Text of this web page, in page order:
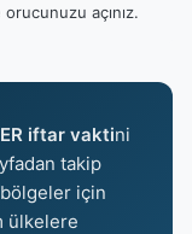
açınız.
iftar vaktini
takip
için
ülkelere